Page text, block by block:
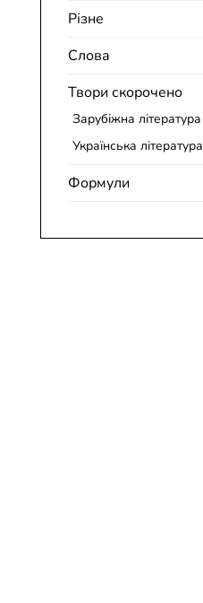
Різне
Слова
Твори скорочено
Зарубіжна література
Українська література
Формули